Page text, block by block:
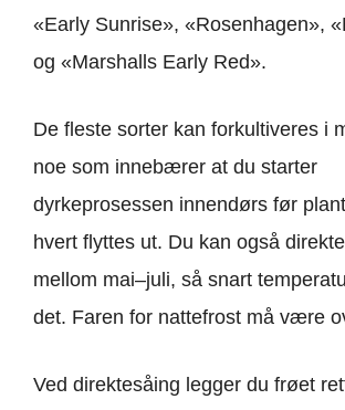
«Early Sunrise», «Rosenhagen»,
og «Marshalls Early Red».
De fleste sorter kan forkultiveres i
noe som innebærer at du starter
dyrkeprosessen innendørs før
hvert flyttes ut. Du kan også
mellom mai–juli, så snart
det. Faren for nattefrost må være
Ved direktesåing legger du frøet